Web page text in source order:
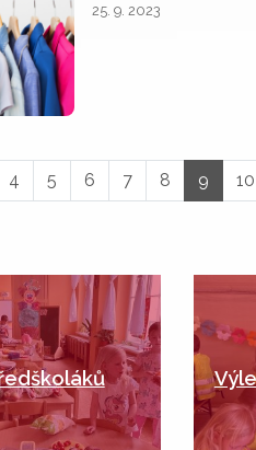
25. 9. 2023
4 5 6 7 8 9 10